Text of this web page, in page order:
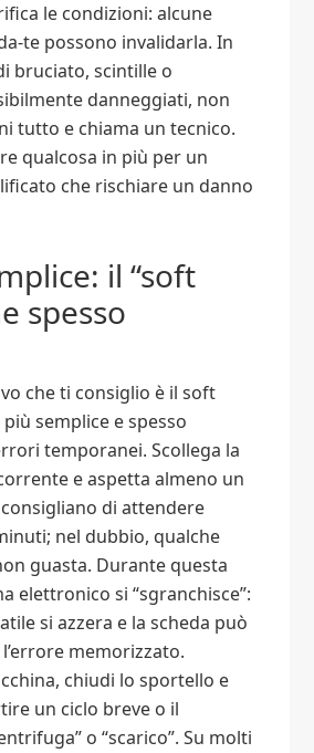
le condizioni: alcune
te possono invalidarla. In
bruciato, scintille o
danneggiati, non
tutto e chiama un tecnico.
qualcosa in più per un
che rischiare un danno
il “soft
spesso
che ti consiglio è il soft
più semplice e spesso
temporanei. Scollega la
e aspetta almeno un
di attendere
nel dubbio, qualche
guasta. Durante questa
elettronico si “sgranchisce”:
si azzera e la scheda può
memorizzato.
chiudi lo sportello e
un ciclo breve o il
o “scarico”. Su molti